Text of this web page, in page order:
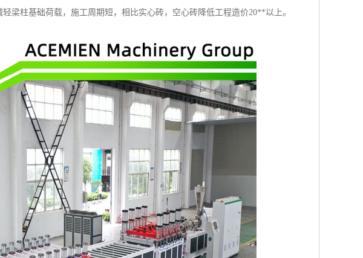
梁柱基础荷载，施工周期短，相比实心砖，空心砖降低工程造价20**以上。